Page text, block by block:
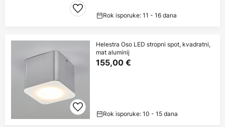
Rok isporuke: 11 - 16 dana
Helestra Oso LED stropni spot, kvadratni,
mat aluminij
155,00 €
Rok isporuke: 10 - 15 dana